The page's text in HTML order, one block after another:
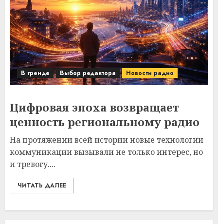
В тренде Выбор редактора Новости радио
Цифровая эпоха возвращает
ценность региональному радио
На протяжении всей истории новые технологии
коммуникации вызывали не только интерес, но
и тревогу....
ЧИТАТЬ ДАЛЕЕ